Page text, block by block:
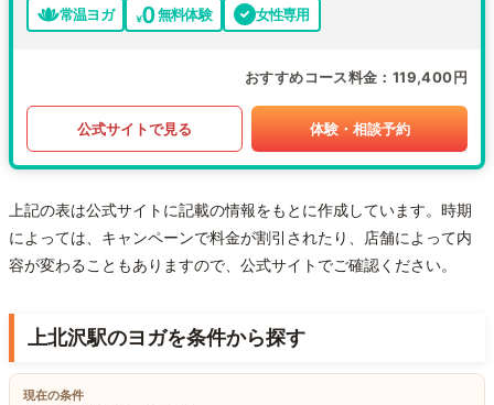
常温ヨガ 無料体験 女性専用
おすすめコース料金 119,400円
公式サイトで見る 体験・相談予約
上記の表は公式サイトに記載の情報をもとに作成しています。時期
によっては、キャンペーンで料金が割引されたり、店舗によって内
容が変わることもありますので、公式サイトでご確認ください。
上北沢駅のヨガを条件から探す
現在の条件